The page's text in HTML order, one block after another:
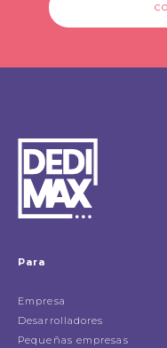
Para
Empresa
Desarrolladores
Pequeñas empresas